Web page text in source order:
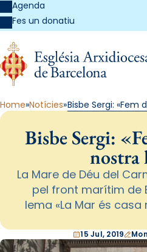
Agenda
Fes un donatiu
Home Notícies Bisbe Sergi: «Fem
Bisbe Sergi:
nostra
La Mare de Déu del
pel front marítim de
lema «La Mar és
15 Jul, 2019